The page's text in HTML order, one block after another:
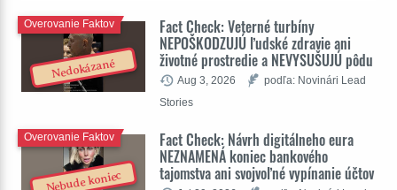
Nedokázané
Fact Check: Veterné turbíny
NEPOŠKODZUJÚ ľudské zdravie ani
životné prostredie a NEVYSUŠUJÚ pôdu
Overovanie Faktov
Aug 3, 2026
podľa: Novinári Lead
Stories
Nebude koniec
Fact Check: Návrh digitálneho eura
NEZNAMENÁ koniec bankového
tajomstva ani svojvoľné vypínanie účtov
Overovanie Faktov